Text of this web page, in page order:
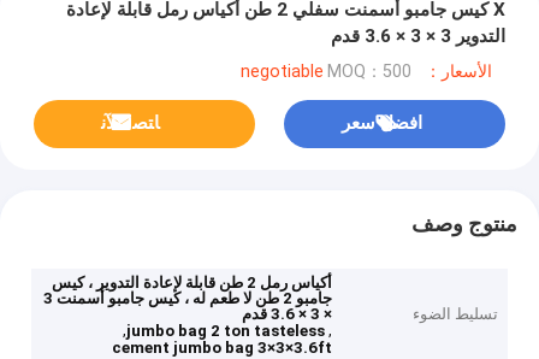
X كيس جامبو أسمنت سفلي 2 طن أكياس رمل قابلة لإعادة
التدوير 3 × 3 × 3.6 قدم
الأسعار：negotiable MOQ：500
افضل سعر ﺎﺘﺼﻟ ﺍﻶﻧ
منتوج وصف
تسليط الضوء
أكياس رمل 2 طن قابلة لإعادة التدوير ، كيس
جامبو 2 طن لا طعم له ، كيس جامبو أسمنت 3
× 3 × 3.6 قدم
,
jumbo bag 2 ton tasteless
,
cement jumbo bag 3×3×3.6ft